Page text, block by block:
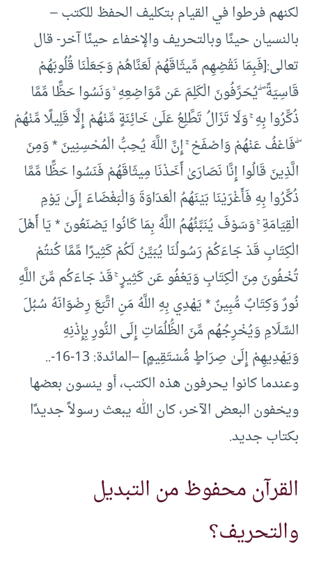
لكنهم فرطوا في القيام بتكليف الحفظ للكتب –
بالنسيان حينًا وبالتحريف والإخفاء حينًا آخر- قال
تعالى:[فَبِمَا نَقْضِهِم مِّيثَاقَهُمْ لَعَنَّاهُمْ وَجَعَلْنَا قُلُوبَهُمْ
قَاسِيَةً ۖ يُحَرِّفُونَ الْكَلِمَ عَن مَّوَاضِعِهِ ۙ وَنَسُوا حَظًّا مِّمَّا
ذُكِّرُوا بِهِ ۚ وَلَا تَزَالُ تَطَّلِعُ عَلَىٰ خَائِنَةٍ مِّنْهُمْ إِلَّا قَلِيلًا مِّنْهُمْ
ۖ فَاعْفُ عَنْهُمْ وَاصْفَحْ ۚ إِنَّ اللَّهَ يُحِبُّ الْمُحْسِنِينَ * وَمِنَ
الَّذِينَ قَالُوا إِنَّا نَصَارَىٰ أَخَذْنَا مِيثَاقَهُمْ فَنَسُوا حَظًّا مِّمَّا
ذُكِّرُوا بِهِ فَأَغْرَيْنَا بَيْنَهُمُ الْعَدَاوَةَ وَالْبَغْضَاءَ إِلَىٰ يَوْمِ
الْقِيَامَةِ ۚ وَسَوْفَ يُنَبِّئُهُمُ اللَّهُ بِمَا كَانُوا يَصْنَعُونَ * يَا أَهْلَ
الْكِتَابِ قَدْ جَاءَكُمْ رَسُولُنَا يُبَيِّنُ لَكُمْ كَثِيرًا مِّمَّا كُنتُمْ
تُخْفُونَ مِنَ الْكِتَابِ وَيَعْفُو عَن كَثِيرٍ ۚ قَدْ جَاءَكُم مِّنَ اللَّهِ
نُورٌ وَكِتَابٌ مُّبِينٌ * يَهْدِي بِهِ اللَّهُ مَنِ اتَّبَعَ رِضْوَانَهُ سُبُلَ
السَّلَامِ وَيُخْرِجُهُم مِّنَ الظُّلُمَاتِ إِلَى النُّورِ بِإِذْنِهِ
وَيَهْدِيهِمْ إِلَىٰ صِرَاطٍ مُّسْتَقِيمٍ] –المائدة: 13-16-..
وعندما كانوا يحرفون هذه الكتب، أو ينسون بعضها
ويخفون البعض الآخر، كان الله يبعث رسولاً جديدًا
بكتاب جديد.
القرآن محفوظ من التبديل
والتحريف؟